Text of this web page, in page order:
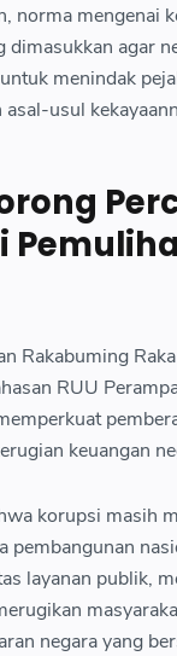
norma mengenai
dimasukkan agar
menindak
usul
Rakabuming
RUU
keuangan
korupsi masih
pembangunan
layanan publik,
negara yang